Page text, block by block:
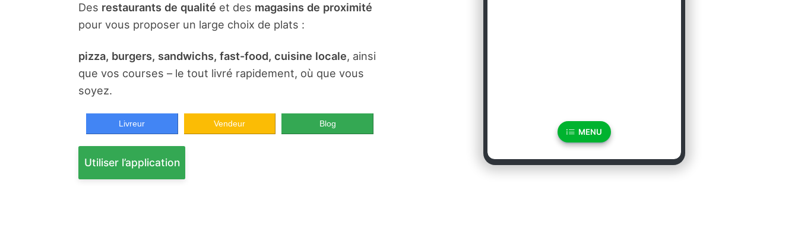
Des restaurants de qualité et des magasins de proximité
pour vous proposer un large choix de plats :
pizza, burgers, sandwichs, fast-food, cuisine locale, ainsi
que vos courses – le tout livré rapidement, où que vous
soyez.
Livreur Vendeur Blog
Utiliser l’application